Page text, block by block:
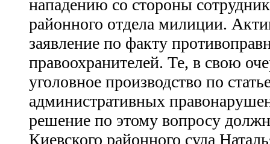
нападению со стороны
районного отдела милиции.
заявление по факту
правоохранителей. Те, в свою
уголовное производство по
административных
решение по этому вопросу
Киевского районного суда